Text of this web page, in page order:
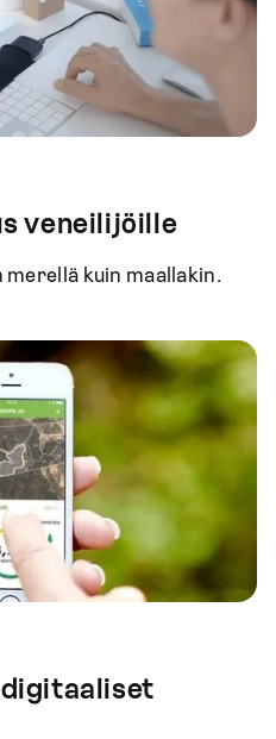
veneilijöille
kuin maallakin.